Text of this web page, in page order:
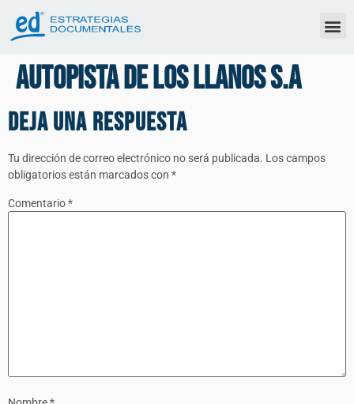
Autopista de los Llanos S.A
Deja una respuesta
Tu dirección de correo electrónico no será publicada. Los campos
obligatorios están marcados con *
Comentario*